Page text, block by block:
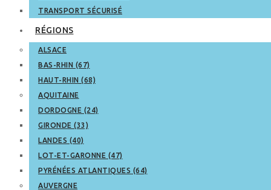
TRANSPORT SÉCURISÉ
RÉGIONS
ALSACE
BAS-RHIN (67)
HAUT-RHIN (68)
AQUITAINE
DORDOGNE (24)
GIRONDE (33)
LANDES (40)
LOT-ET-GARONNE (47)
PYRÉNÉES ATLANTIQUES (64)
AUVERGNE